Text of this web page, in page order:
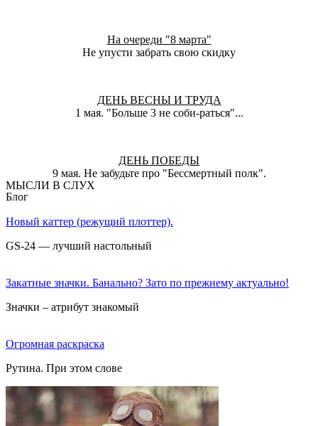
На очереди "8 марта"
Не упусти забрать свою скидку
ДЕНЬ ВЕСНЫ И ТРУДА
1 мая. "Больше 3 не соби-раться"...
ДЕНЬ ПОБЕДЫ
9 мая. Не забудьте про "Бессмертный полк".
МЫСЛИ В СЛУХ
Блог
Новый каттер (режущий плоттер).
GS-24 — лучший настольный
Закатные значки. Банально? Зато по прежнему актуально!
Значки – атрибут знакомый
Огромная раскраска
Рутина. При этом слове